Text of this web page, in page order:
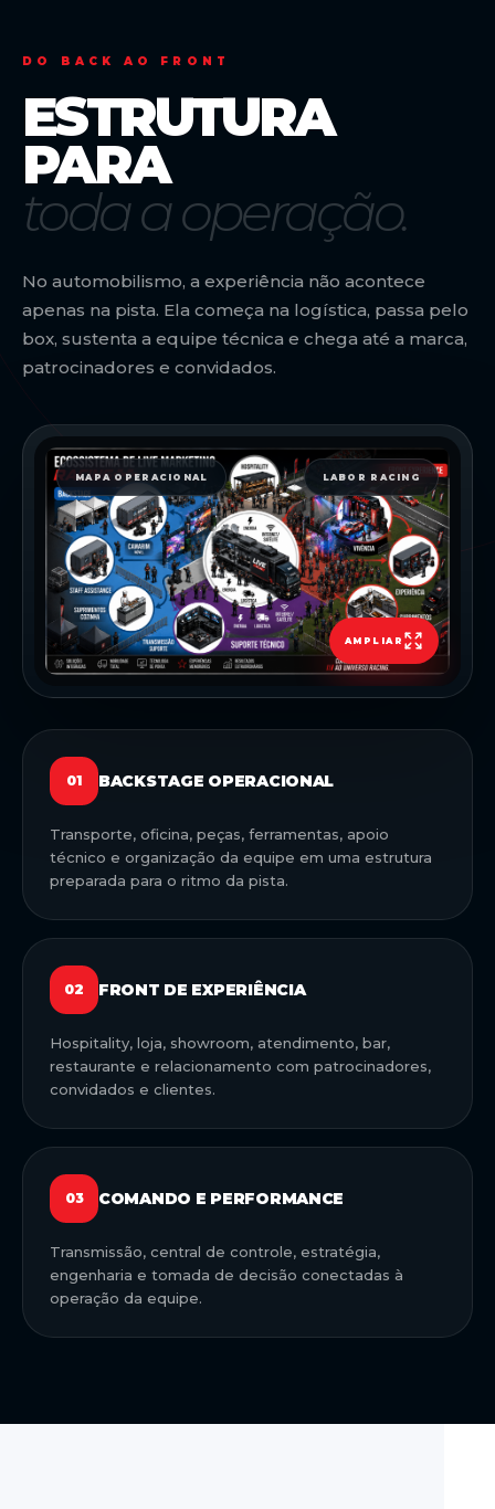
DO BACK AO FRONT
ESTRUTURA
PARA
toda a operação.
No automobilismo, a experiência não acontece
apenas na pista. Ela começa na logística, passa pelo
box, sustenta a equipe técnica e chega até a marca,
patrocinadores e convidados.
MAPA OPERACIONAL LABOR RACING
AMPLIAR
01 BACKSTAGE OPERACIONAL
Transporte, oficina, peças, ferramentas, apoio
técnico e organização da equipe em uma estrutura
preparada para o ritmo da pista.
02 FRONT DE EXPERIÊNCIA
Hospitality, loja, showroom, atendimento, bar,
restaurante e relacionamento com patrocinadores,
convidados e clientes.
03 COMANDO E PERFORMANCE
Transmissão, central de controle, estratégia,
engenharia e tomada de decisão conectadas à
operação da equipe.